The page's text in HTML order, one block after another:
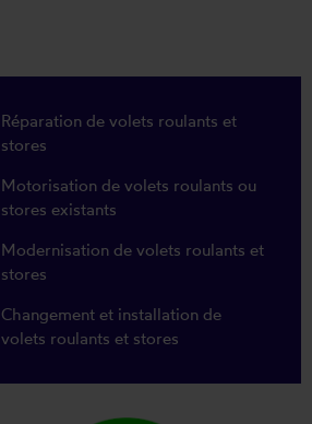
Réparation de volets roulants et
stores
Motorisation de volets roulants ou
stores existants
Modernisation de volets roulants et
stores
Changement et installation de
volets roulants et stores